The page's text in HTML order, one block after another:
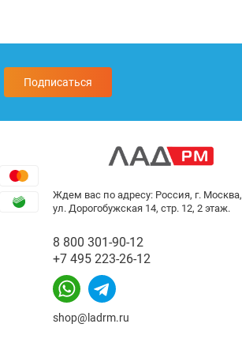
Подписаться
Ждем вас по адресу: Россия, г. Москва,
ул. Дорогобужская 14, стр. 12, 2 этаж.
8 800 301-90-12
+7 495 223-26-12
shop@ladrm.ru